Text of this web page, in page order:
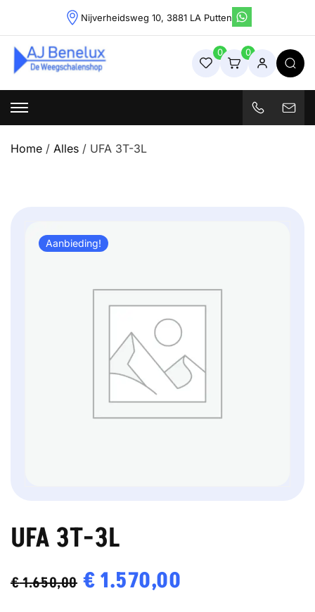
content
Nijverheidsweg 10, 3881 LA Putten
Weegschalenshop | Precisieweegschalen & Industriële
Weegoplossingen
0 0
Home / Alles / UFA 3T-3L
Aanbieding!
UFA 3T-3L
€1.650,00 Oorspronkelijke
€1.570,00